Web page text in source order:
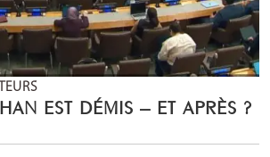
EST DÉMIS – ET APRÈS ?